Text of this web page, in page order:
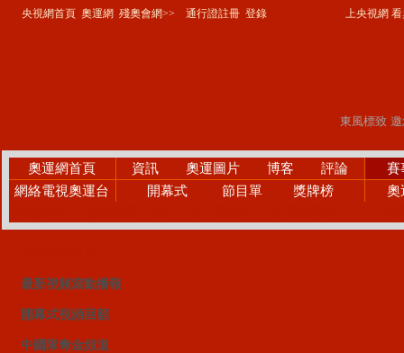
央視網首頁 奧運網 殘奧會網>> 通行證註冊 登錄 上央視網 看奧
奧運網首頁 資訊 奧運圖片 博客 評論
賽
網絡電視奧運台
開幕式 節目單 獎牌榜 奧
最新視頻滾動播報
開幕式視頻回顧
中國隊奪金頻道